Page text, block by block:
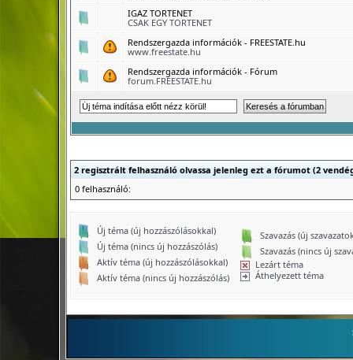
IGAZ TORTENET
CSAK EGY TORTENET
Rendszergazda információk - FREESTATE.hu
www.freestate.hu
Rendszergazda információk - Fórum
forum.FREESTATE.hu
2 regisztrált felhasználó olvassa jelenleg ezt a fórumot (2
0 felhasználó:
Új téma (új hozzászólásokkal)
Új téma (nincs új hozzászólás)
Aktív téma (új hozzászólásokkal)
Aktív téma (nincs új hozzászólás)
Szavazás (új
Szavazás (nincs új
Lezárt téma
Áthelyezett téma